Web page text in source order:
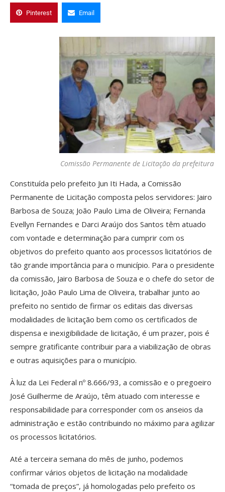
Pinterest Email
Comissão Permanente de Licitação da prefeitura
Constituída pelo prefeito Jun Iti Hada, a Comissão
Permanente de Licitação composta pelos servidores: Jairo
Barbosa de Souza; João Paulo Lima de Oliveira; Fernanda
Evellyn Fernandes e Darci Araújo dos Santos têm atuado
com vontade e determinação para cumprir com os
objetivos do prefeito quanto aos processos licitatórios de
tão grande importância para o município. Para o presidente
da comissão, Jairo Barbosa de Souza e o chefe do setor de
licitação, João Paulo Lima de Oliveira, trabalhar junto ao
prefeito no sentido de firmar os editais das diversas
modalidades de licitação bem como os certificados de
dispensa e inexigibilidade de licitação, é um prazer, pois é
sempre gratificante contribuir para a viabilização de obras
e outras aquisições para o município.
À luz da Lei Federal nº 8.666/93, a comissão e o pregoeiro
José Guilherme de Araújo, têm atuado com interesse e
responsabilidade para corresponder com os anseios da
administração e estão contribuindo no máximo para agilizar
os processos licitatórios.
Até a terceira semana do mês de junho, podemos
confirmar vários objetos de licitação na modalidade
“tomada de preços”, já homologadas pelo prefeito os